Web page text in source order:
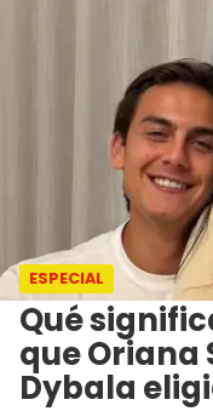
ESPECIAL
Qué
que Oriana
Dybala